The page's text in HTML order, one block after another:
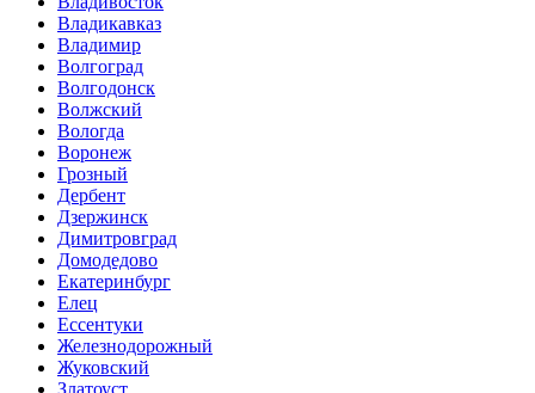
Владикавказ
Владимир
Волгоград
Волгодонск
Волжский
Вологда
Воронеж
Грозный
Дербент
Дзержинск
Димитровград
Домодедово
Екатеринбург
Елец
Ессентуки
Железнодорожный
Жуковский
Златоуст